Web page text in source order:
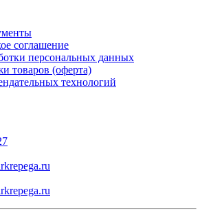
соглашение
персональных данных
товаров (оферта)
технологий